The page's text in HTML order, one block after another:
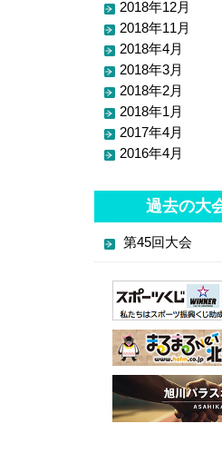
2018年12月
2018年11月
2018年4月
2018年3月
2018年2月
2018年1月
2017年4月
2016年4月
過去の大
第45回大会